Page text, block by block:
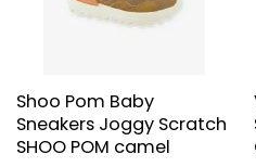
Shoo Pom Baby
Sneakers Joggy Scratch
SHOO POM camel